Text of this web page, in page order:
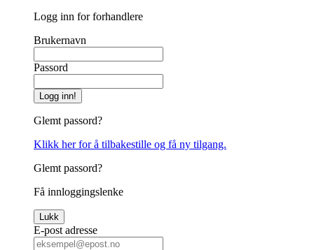
Logg inn for forhandlere
Brukernavn
Passord
Logg inn!
Glemt passord?
Klikk her for å tilbakestille og få ny tilgang.
Glemt passord?
Få innloggingslenke
Lukk
E-post adresse